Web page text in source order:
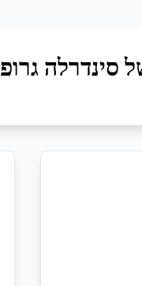
סינדרלה גרופ